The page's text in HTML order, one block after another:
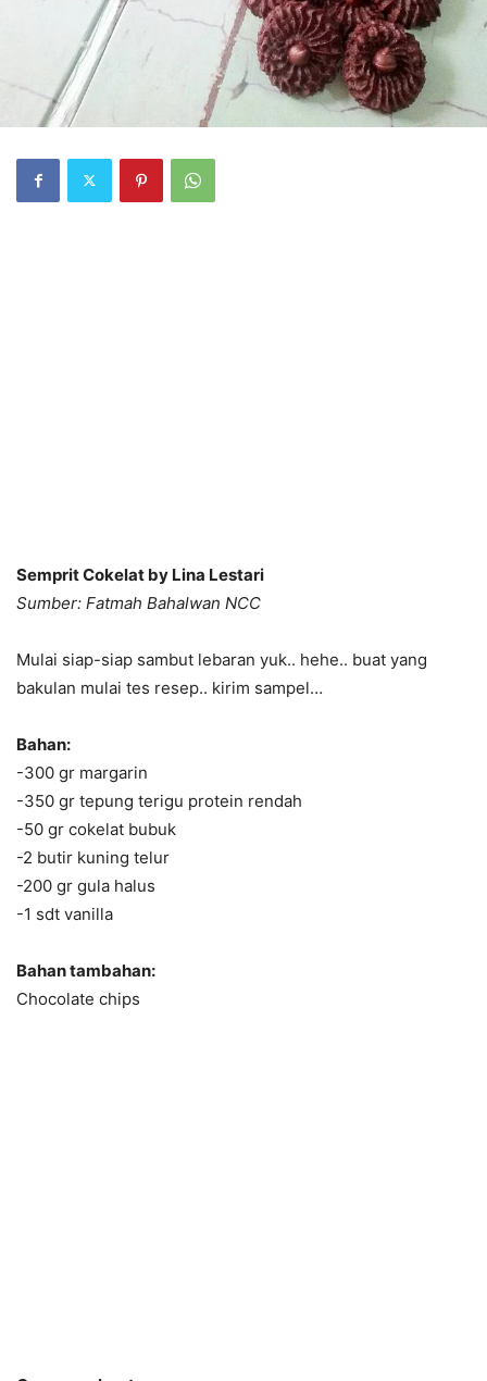
Semprit Cokelat by Lina Lestari
Sumber: Fatmah Bahalwan NCC
Mulai siap-siap sambut lebaran yuk.. hehe.. buat yang
bakulan mulai tes resep.. kirim sampel…
Bahan:
-300 gr margarin
-350 gr tepung terigu protein rendah
-50 gr cokelat bubuk
-2 butir kuning telur
-200 gr gula halus
-1 sdt vanilla
Bahan tambahan:
Chocolate chips